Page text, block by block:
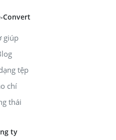
Convert
giúp
tệp
chí
thái
ty